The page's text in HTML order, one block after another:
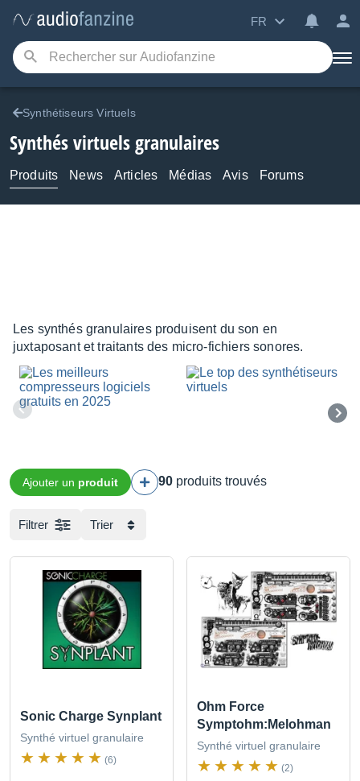
FR
Synthétiseurs Virtuels
Synthés virtuels granulaires
Produits News Articles Médias Avis Forums
Les synthés granulaires produisent du son en
juxtaposant et traitants des micro-fichiers sonores.
Ajouter un produit 90 produits trouvés
Filtrer Trier
Sonic Charge Synplant
Synthé virtuel granulaire
(6)
Ohm Force
Symptohm:Melohman
Synthé virtuel granulaire
(2)